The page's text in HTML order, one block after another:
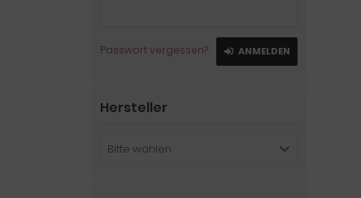
Passwort vergessen? ANMELDEN
Hersteller
Bitte wählen